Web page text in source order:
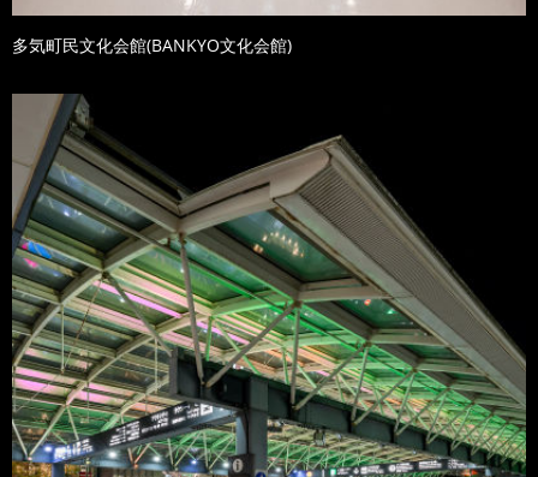
多気町民文化会館(BANKYO文化会館)